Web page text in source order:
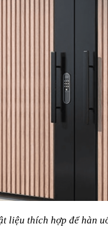
liệu thích hợp để hàn